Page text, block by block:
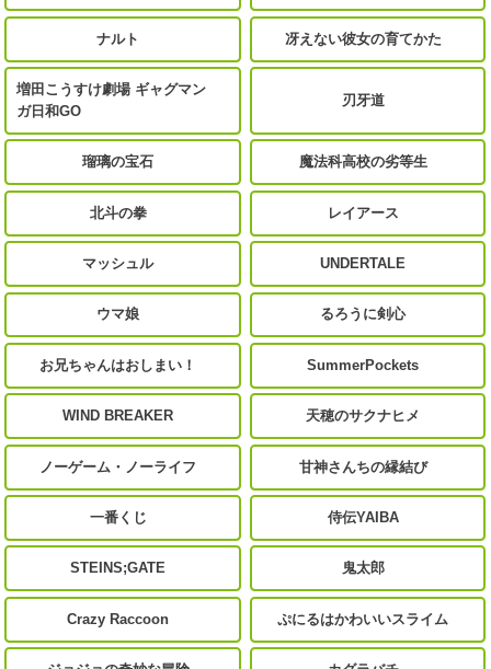
ナルト 冴えない彼女の育てかた
増田こうすけ劇場 ギャグマン
ガ日和GO
刃牙道
瑠璃の宝石 魔法科高校の劣等生
北斗の拳 レイアース
マッシュル UNDERTALE
ウマ娘 るろうに剣心
お兄ちゃんはおしまい！ SummerPockets
WIND BREAKER 天穂のサクナヒメ
ノーゲーム・ノーライフ 甘神さんちの縁結び
一番くじ 侍伝YAIBA
STEINS;GATE 鬼太郎
Crazy Raccoon ぷにるはかわいいスライム